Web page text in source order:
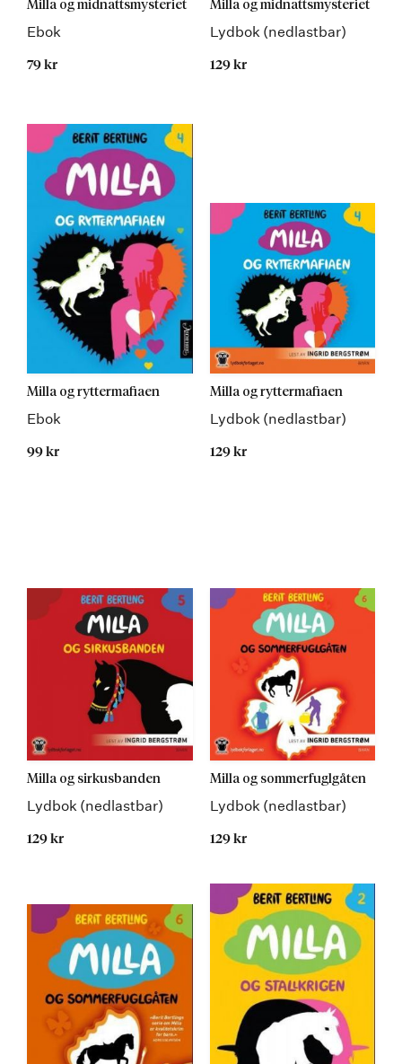
Milla og midnattsmysteriet
Ebok
79 kr
Milla og midnattsmysteriet
Lydbok (nedlastbar)
129 kr
Milla og ryttermafiaen
Ebok
99 kr
Milla og ryttermafiaen
Lydbok (nedlastbar)
129 kr
Milla og sirkusbanden
Lydbok (nedlastbar)
129 kr
Milla og sommerfuglgåten
Lydbok (nedlastbar)
129 kr